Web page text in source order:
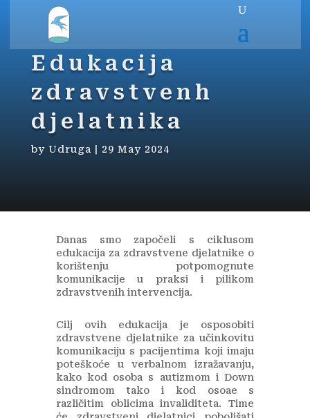
Edukacija
zdravstvenh
djelatnika
by Udruga 29 May 2024
Danas smo započeli s ciklusom
edukacija za zdravstvene djelatnike o
korištenju potpomognute
komunikacije u praksi i pilikom
zdravstvenih intervencija.
Cilj ovih edukacija je osposobiti
zdravstvene djelatnike za učinkovitu
komunikaciju s pacijentima koji imaju
poteškoće u verbalnom izražavanju,
kako kod osoba s autizmom i Down
sindromom tako i kod osoae s
različitim oblicima invaliditeta. Time